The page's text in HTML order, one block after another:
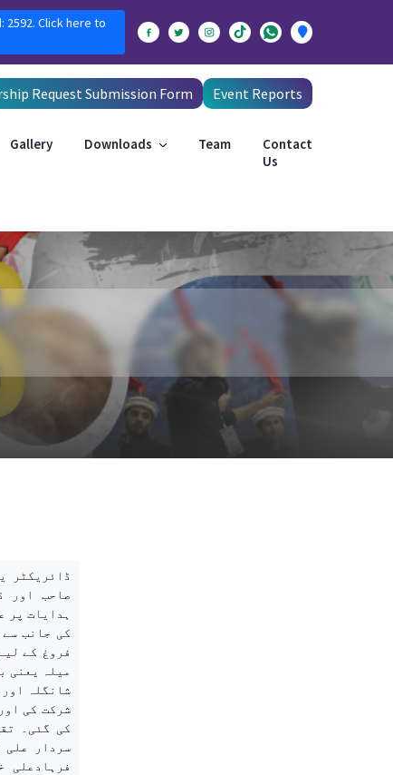
2592. Click here to
Request Submission Form Event Reports
Gallery Downloads Team
Contact
Us
ڈائریکٹر
صاحب اور
ہدایات پر
کی جانب
فروغ کے
میلہ یعنی
شانگلہ
کی گئی۔
سردار علی
فرہادعلی